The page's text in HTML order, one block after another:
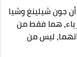
جون شيلينغ وشيا
هما فقط من
ليس من